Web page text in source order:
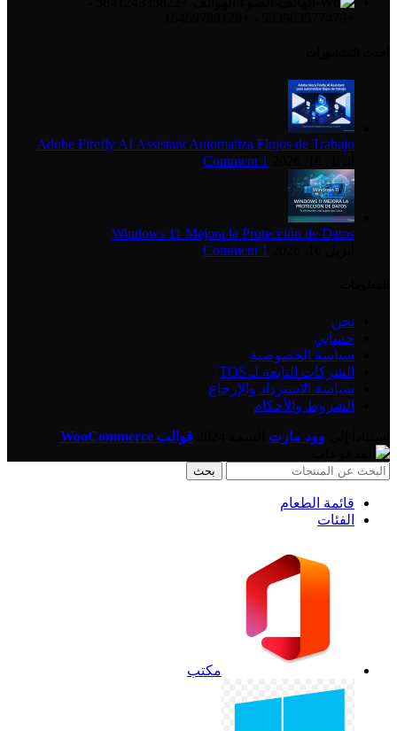
Adobe Firefly AI Assistant Automatiza Flujos de Trabajo
1 Comment
Windows 11 Mejora la Protección de Datos
1 Comment
نحن
حسابي
سياسة الخصوصية
الشركات التابعة لـ TOS
سياسة الاسترداد والإرجاع
الشروط والأحكام
وود مارت قوالب WooCommerce
بحث
قائمة الطعام
الفئات
مكتب